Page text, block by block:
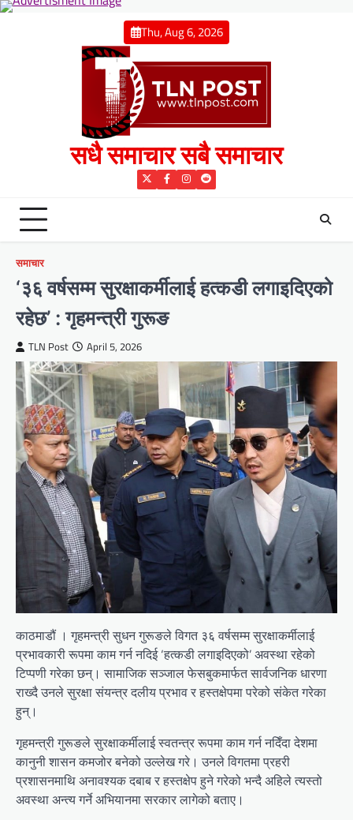
Skip
Thu, Aug 6, 2026
सधै समाचार सबै समाचार
TwitterFacebook
Instagram
Reddit
समाचार
‘३६ वर्षसम्म सुरक्षाकर्मीलाई हत्कडी लगाइदिएको
रहेछ’ : गृहमन्त्री गुरूङ
TLN Post April 5, 2026
काठमाडौं । गृहमन्त्री सुधन गुरूङले विगत ३६ वर्षसम्म सुरक्षाकर्मीलाई
प्रभावकारी रूपमा काम गर्न नदिई ‘हत्कडी लगाइदिएको’ अवस्था रहेको
टिप्पणी गरेका छन्। सामाजिक सञ्जाल फेसबुकमार्फत सार्वजनिक धारणा
राख्दै उनले सुरक्षा संयन्त्र दलीय प्रभाव र हस्तक्षेपमा परेको संकेत गरेका
हुन्।
गृहमन्त्री गुरूङले सुरक्षाकर्मीलाई स्वतन्त्र रूपमा काम गर्न नदिँदा देशमा
कानुनी शासन कमजोर बनेको उल्लेख गरे। उनले विगतमा प्रहरी
प्रशासनमाथि अनावश्यक दबाब र हस्तक्षेप हुने गरेको भन्दै अहिले त्यस्तो
अवस्था अन्त्य गर्ने अभियानमा सरकार लागेको बताए।